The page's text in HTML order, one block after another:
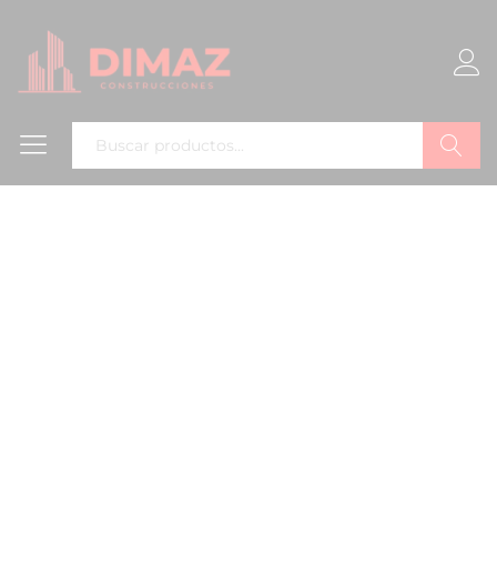
Buscar